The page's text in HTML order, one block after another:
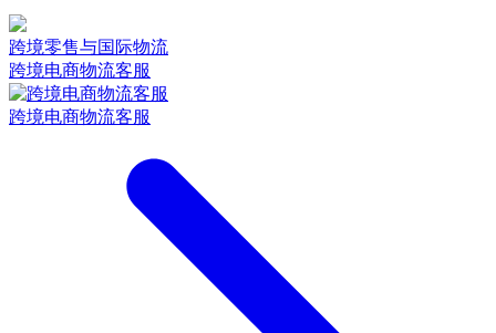
跨境零售与国际物流
跨境电商物流客服
跨境电商物流客服